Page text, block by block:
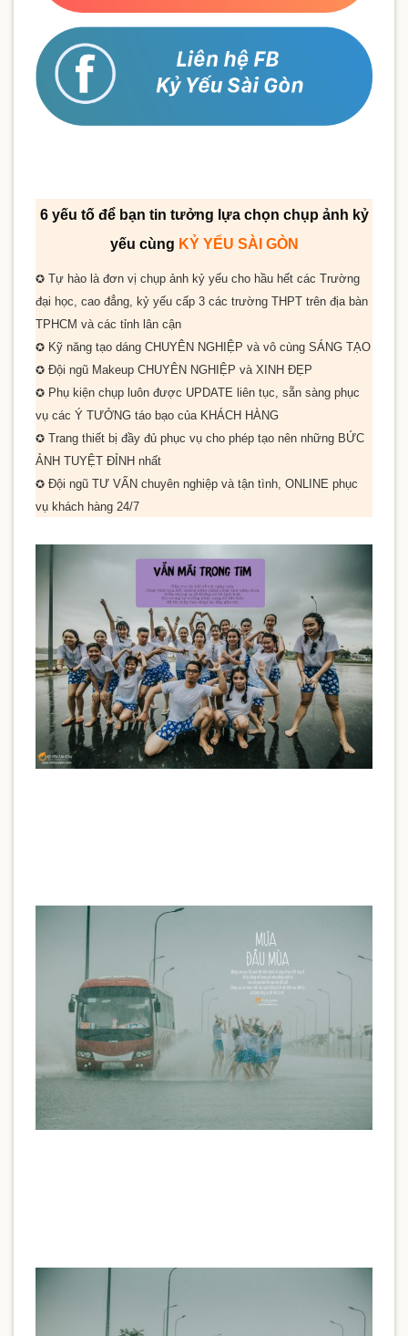
6 yếu tố để bạn tin tưởng lựa chọn chụp ảnh kỷ
yếu cùng KỶ YẾU SÀI GÒN
✪ Tự hào là đơn vị chụp ảnh kỷ yếu cho hầu hết các Trường
đại học, cao đẳng, kỷ yếu cấp 3 các trường THPT trên địa bàn
TPHCM và các tỉnh lân cận
✪ Kỹ năng tạo dáng CHUYÊN NGHIỆP và vô cùng SÁNG TẠO
✪ Đội ngũ Makeup CHUYÊN NGHIỆP và XINH ĐẸP
✪ Phụ kiện chụp luôn được UPDATE liên tục, sẵn sàng phục
vụ các Ý TƯỞNG táo bạo của KHÁCH HÀNG
✪ Trang thiết bị đầy đủ phục vụ cho phép tạo nên những BỨC
ẢNH TUYỆT ĐỈNH nhất
✪ Đội ngũ TƯ VẤN chuyên nghiệp và tận tình, ONLINE phục
vụ khách hàng 24/7